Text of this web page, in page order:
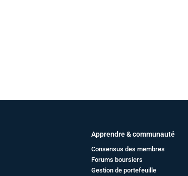
Apprendre & communauté
Consensus des membres
Forums boursiers
Gestion de portefeuille